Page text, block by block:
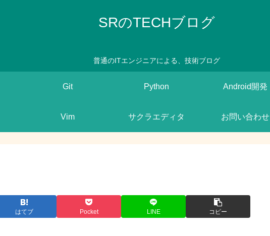
SRのTECHブログ
普通のITエンジニアによる、技術ブログ
Git Python Android開発
Vim サクラエディタ お問い合わせ
はてブ Pocket LINE コピー